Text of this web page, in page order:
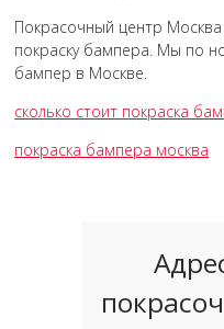
Покрасочный центр
покраску бампера. Мы по
бампер в Москве.
сколько стоит покраска
покраска бампера москва